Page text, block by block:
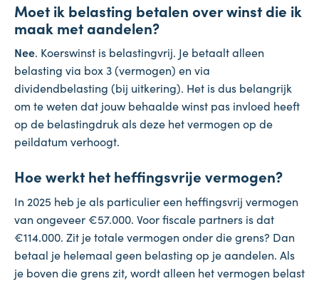
Moet ik belasting betalen over winst die ik
maak met aandelen?
Nee. Koerswinst is belastingvrij. Je betaalt alleen
belasting via box 3 (vermogen) en via
dividendbelasting (bij uitkering). Het is dus belangrijk
om te weten dat jouw behaalde winst pas invloed heeft
op de belastingdruk als deze het vermogen op de
peildatum verhoogt.
Hoe werkt het heffingsvrije vermogen?
In 2025 heb je als particulier een heffingsvrij vermogen
van ongeveer €57.000. Voor fiscale partners is dat
€114.000. Zit je totale vermogen onder die grens? Dan
betaal je helemaal geen belasting op je aandelen. Als
je boven die grens zit, wordt alleen het vermogen belast